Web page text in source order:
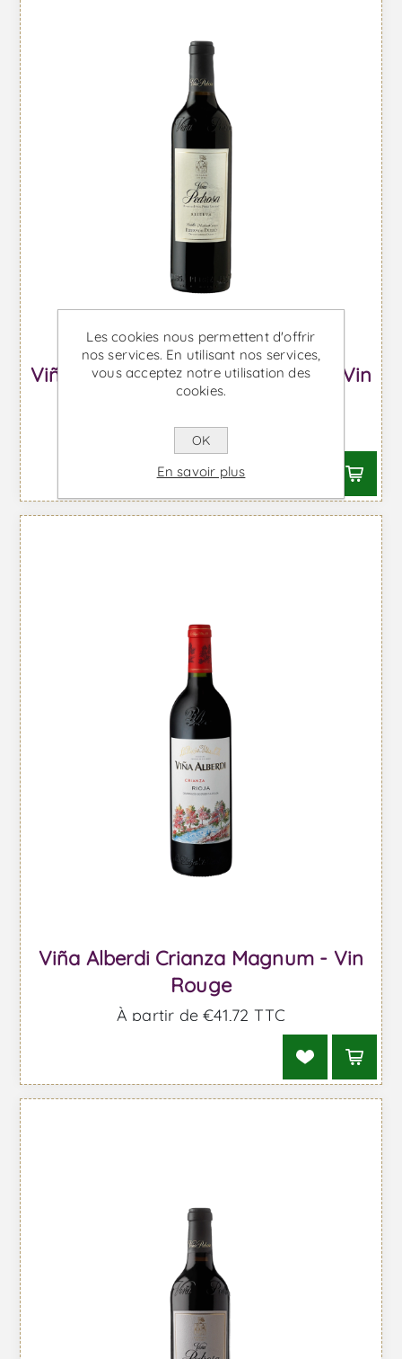
Viña Pedrosa Reserva Magnum - Vin
Rouge
À partir de €89,36 TTC
Viña Alberdi Crianza Magnum - Vin
Rouge
À partir de €41,72 TTC
Les cookies nous permettent d'offrir
nos services. En utilisant nos services,
vous acceptez notre utilisation des
cookies.
OK
En savoir plus